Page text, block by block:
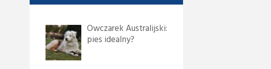
Owczarek Australijski:
pies idealny?